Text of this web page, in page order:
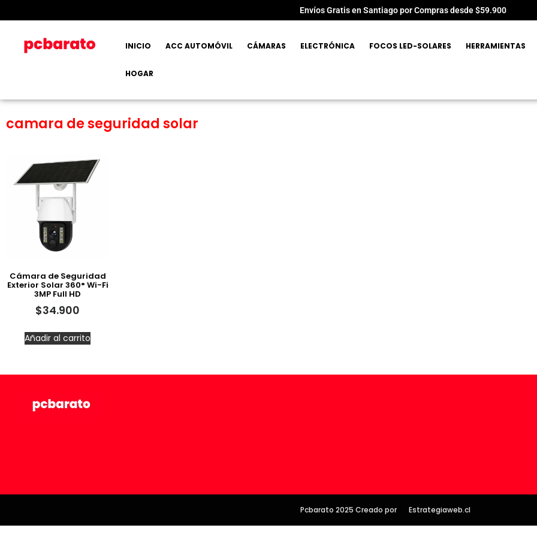
Envíos Gratis en Santiago por Compras desde $59.900
INICIO ACC AUTOMÓVIL CÁMARAS ELECTRÓNICA FOCOS LED-SOLARES HERRAMIENTAS
HOGAR
camara de seguridad solar
Cámara de Seguridad
Exterior Solar 360° Wi-Fi
3MP Full HD
$34.900
Añadir al carrito
Pcbarato 2025 Creado por Estrategiaweb.cl